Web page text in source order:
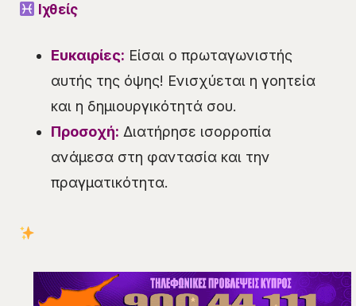
Ιχθείς
Ευκαιρίες: Είσαι ο πρωταγωνιστής
αυτής της όψης! Ενισχύεται η γοητεία
και η δημιουργικότητά σου.
Προσοχή: Διατήρησε ισορροπία
ανάμεσα στη φαντασία και την
πραγματικότητα.